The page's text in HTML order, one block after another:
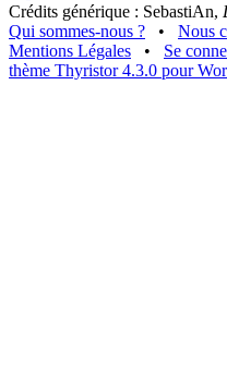
Crédits générique : SebastiAn,
Qui sommes-nous ?
• Nous
Mentions Légales
• Se
thème Thyristor 4.3.0 pour